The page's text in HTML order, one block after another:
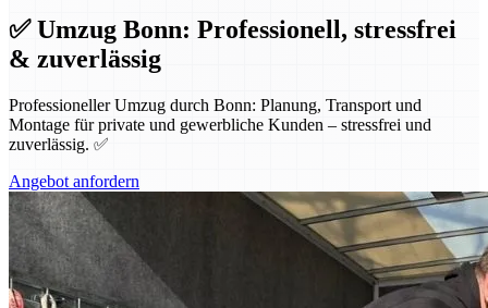
✅ Umzug Bonn: Professionell, stressfrei
& zuverlässig
Professioneller Umzug durch Bonn: Planung, Transport und
Montage für private und gewerbliche Kunden – stressfrei und
zuverlässig. ✅
Angebot anfordern